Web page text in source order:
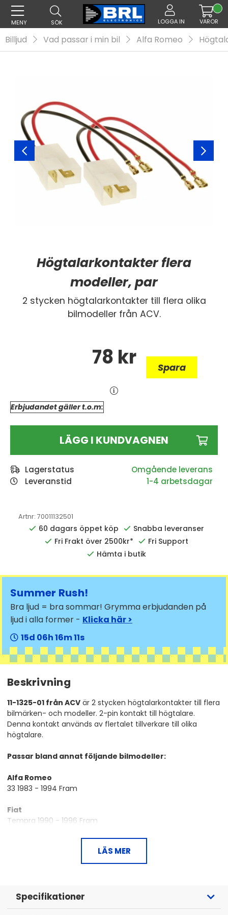
MENY SÖK LOGGA IN VAROR
Billjud Vad passar i min bil Alfa Romeo
Högtalarkontakter flera
modeller, par
2 stycken högtalarkontakter till flera olika
bilmodeller från ACV.
78 kr Spara
Erbjudandet gäller t.o.m:
LÄGG I KUNDVAGNEN
Lagerstatus
Leveranstid
1-4 arbetsdagar
Artnr: 70011132501
60 dagars öppet köp
Snabba leveranser
Fri Frakt över 2500kr*
Fri Support
Hämta i butik
Summer Rush!
Bra ljud = bra sommar! Grymma erbjudanden på
ljud i alla former - Klicka här >
15
06 16 11
Beskrivning
11-1325-01 från ACV är 2 stycken högtalarkontakter till flera
bilmärken- och modeller. 2-pin kontakt till högtalare.
Denna kontakt används av flertalet tillverkare till olika
högtalare.
Passar bland annat följande bilmodeller:
Alfa Romeo
33 1983 - 1994 Fram
Fiat
Tempra 1990 - 1996 Fram
Escort 1990 - 2000 Fram
Focus 1998 - 2004 Fram + Bak
Ka 1996 - 2008 Fram
LÄS MER
Specifikationer